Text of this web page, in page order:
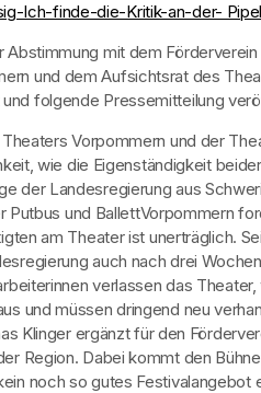
Ich-finde-die-Kritik-an-der-
mit dem
und dem Aufsichtsrat des
folgende Pressemitteilung
Vorpommern und der
wie die Eigenständigkeit
der Landesregierung aus
und BallettVorpommern
am Theater ist unerträglich.
auch nach drei
verlassen das
und müssen dringend neu
Klinger ergänzt für den
Region. Dabei kommt den
noch so gutes